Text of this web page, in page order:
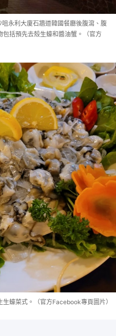
永利大廈石牆道韓國餐廳後腹瀉、腹
括預先去殼生蠔和醬油蟹。（官方
蠔菜式。（官方Facebook專頁圖片）